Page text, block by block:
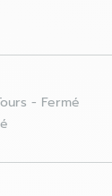
- Fermé